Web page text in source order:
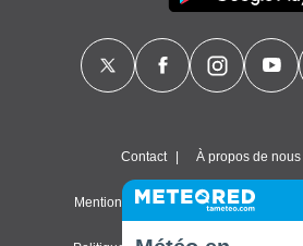
Contact À propos de nous
Mentions légales & Conditions